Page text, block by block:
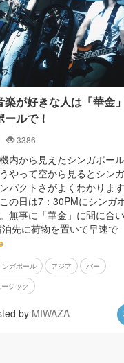
楽が好きな人は「華金
ルで！
3386
内から見えたシンガポー
やって空から見るとシン
パクトさがよくわかります
の日は7：30PMにシンガ
無事に「華金」に間に合
泊先に荷物を置いて早速で
ンガポール アジア バー
ジック
by MIWAZA